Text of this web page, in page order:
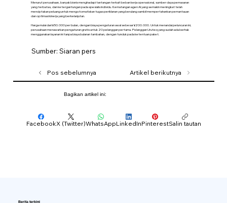
Menurut perusahaan, banyak bisnis menghadapi tantangan terkait beban kerja operasional, sumber daya pemasaran
yang terbatas, dan ketergantungan pada spesialis individu. Kematangan agen AI yang semakin meningkat telah
menciptakan peluang untuk mengotomatiskan tugas periklanan yang berulang sambil mempertahankan pemantauan
dan optimasi kinerja yang berkelanjutan.
Harga mulai dari ¥50.000 per bulan, dengan biaya pengaturan awal sebesar ¥200.000. Untuk menandai peluncuran ini,
perusahaan menawarkan pengaturan gratis untuk 20 pelanggan pertama. Pelanggan Uruteq yang sudah ada berhak
menggunakan layanan ini tanpa biaya bulanan tambahan, dengan tunduk pada ketentuan paket.
Sumber: Siaran pers
Pos sebelumnya Artikel berikutnya
Bagikan artikel ini:
FacebookX (Twitter)WhatsAppLinkedInPinterestSalin tautan
Berita terkini